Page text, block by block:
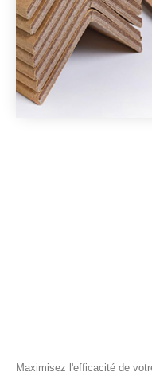
Maximisez l'efficacité de